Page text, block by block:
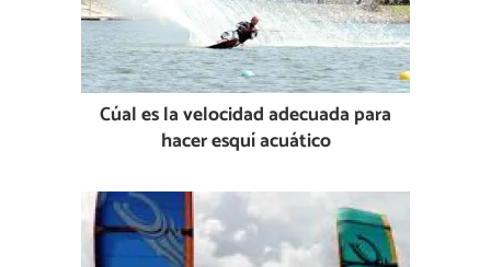
Cúal es la velocidad adecuada para
hacer esquí acuático